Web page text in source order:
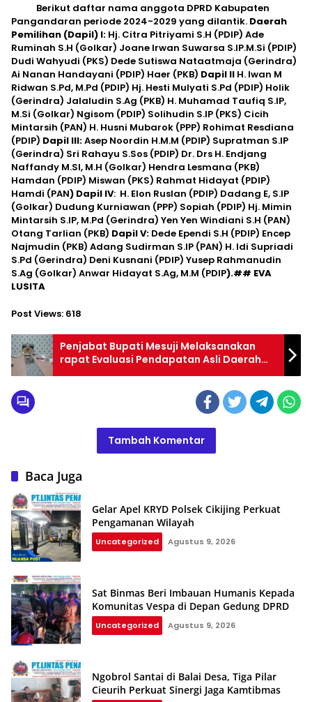
Berikut daftar nama anggota DPRD Kabupaten
Pangandaran periode 2024-2029 yang dilantik. Daerah
Pemilihan (Dapil) I: Hj. Citra Pitriyami S.H (PDIP) Ade
Ruminah S.H (Golkar) Joane Irwan Suwarsa S.IP.M.Si (PDIP)
Dudi Wahyudi (PKS) Dede Sutiswa Nataatmaja (Gerindra)
Ai Nanan Handayani (PDIP) Haer (PKB) Dapil II H. Iwan M
Ridwan S.Pd, M.Pd (PDIP) Hj. Hesti Mulyati S.Pd (PDIP) Holik
(Gerindra) Jalaludin S.Ag (PKB) H. Muhamad Taufiq S.IP,
M.Si (Golkar) Ngisom (PDIP) Solihudin S.IP (PKS) Cicih
Mintarsih (PAN) H. Husni Mubarok (PPP) Rohimat Resdiana
(PDIP) Dapil III:Asep Noordin H.M.M (PDIP) Supratman S.IP
(Gerindra) Sri Rahayu S.Sos (PDIP) Dr. Drs H. Endjang
Naffandy M.SI, M.H (Golkar) Hendra Lesmana (PKB)
Hamdan (PDIP) Miswan (PKS) Rahmat Hidayat (PDIP)
Hamdi (PAN) Dapil IV: H. Elon Ruslan (PDIP) Dadang E, S.IP
(Golkar) Dudung Kurniawan (PPP) Sopiah (PDIP) Hj. Mimin
Mintarsih S.IP, M.Pd (Gerindra) Yen Yen Windiani S.H (PAN)
Otang Tarlian (PKB) Dapil V: Dede Ependi S.H (PDIP) Encep
Najmudin (PKB) Adang Sudirman S.IP (PAN) H. Idi Supriadi
S.Pd (Gerindra) Deni Kusnani (PDIP) Yusep Rahmanudin
S.Ag (Golkar) Anwar Hidayat S.Ag, M.M (PDIP).## EVA
LUSITA
Post Views: 618
Penjabat Bupati Mesuji Melaksanakan
rapat Evaluasi Pendapatan Asli Daerah
Semester I Tahun 2024
Tambah Komentar
Baca Juga
Gelar Apel KRYD Polsek Cikijing Perkuat
Pengamanan Wilayah
Uncategorized Agustus 9, 2026
Sat Binmas Beri Imbauan Humanis Kepada
Komunitas Vespa di Depan Gedung DPRD
Uncategorized Agustus 9, 2026
Ngobrol Santai di Balai Desa, Tiga Pilar
Cieurih Perkuat Sinergi Jaga Kamtibmas